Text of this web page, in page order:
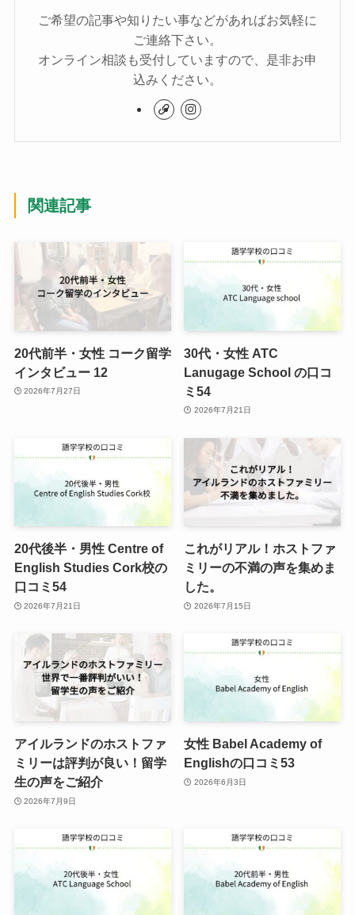
ご希望の記事や知りたい事などがあればお気軽に
ご連絡下さい。
オンライン相談も受付していますので、是非お申
込みください。
関連記事
20代前半・女性 コーク留学
インタビュー 12
2026年7月27日
30代・女性 ATC
Lanugage School の口コ
ミ54
2026年7月21日
20代後半・男性 Centre of
English Studies Cork校の
口コミ54
2026年7月21日
これがリアル！ホストファ
ミリーの不満の声を集めま
した。
2026年7月15日
アイルランドのホストファ
ミリーは評判が良い！留学
生の声をご紹介
2026年7月9日
女性 Babel Academy of
Englishの口コミ53
2026年6月3日